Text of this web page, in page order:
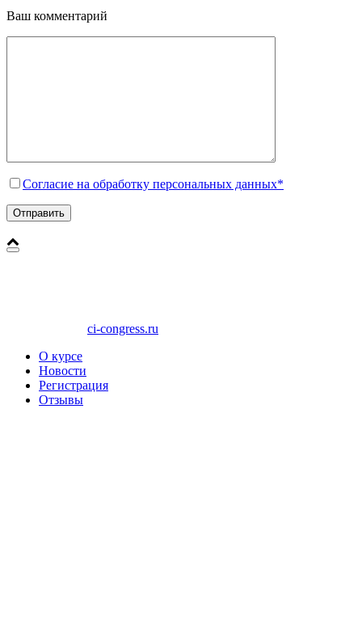
Ваш комментарий
Согласие на обработку персональных данных*
ci-congress.ru
О курсе
Новости
Регистрация
Отзывы